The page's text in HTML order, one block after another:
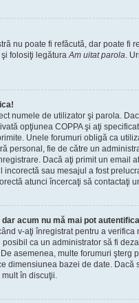
nu poate fi refăcută, dar poate fi
şi folosiţi legăturaAm uitat parola.
numele de utilizator şi parola.
opţiunea COPPA şi aţi
Unele forumuri obligă ca
personal, fie de către un
Dacă aţi primit un email
sau mesajul a fost
atunci încercaţi să contactaţi
acum nu mă mai pot
v-aţi înregistrat pentru a
ca un administrator să fi
asemenea, multe forumuri şterg
dimensiunea bazei de date. Dacă
în discuţii.